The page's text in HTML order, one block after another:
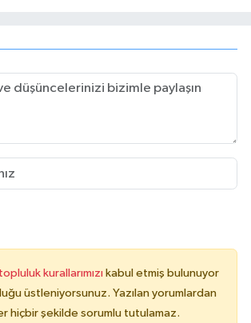
topluluk kurallarımızı kabul etmiş bulunuyor
üstleniyorsunuz. Yazılan yorumlardan
hiçbir şekilde sorumlu tutulamaz.